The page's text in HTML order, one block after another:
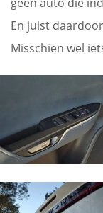
En juist
Misschien wel